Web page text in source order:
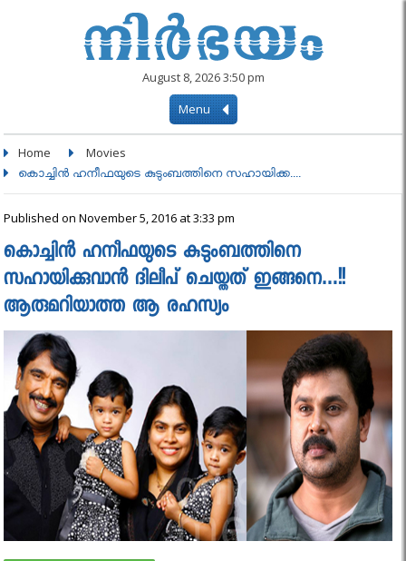
August 8, 2026 3:50 pm
Menu
Home Movies
കൊച്ചിന്‍ ഹനീഫയുടെ കുടുംബത്തിനെ സഹായിക്ക....
Published on November 5, 2016 at 3:33 pm
കൊച്ചിന്‍ ഹനീഫയുടെ കുടുംബത്തിനെ
സഹായിക്കുവാന്‍ ദിലീപ് ചെയ്തത് ഇങ്ങനെ…!!
ആരുമറിയാത്ത ആ രഹസ്യം